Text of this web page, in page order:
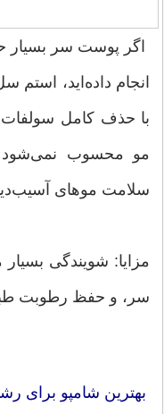
اگر پوست سر بسیار
انجام داده‌اید،
با حذف کامل سولفات
مو محسوب نمی‌شود
سلامت موهای
مزایا: شویندگی
سر، و حفظ رطوبت
بهترین شامپو برای